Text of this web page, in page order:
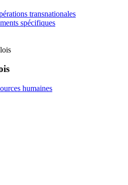
transnationales
spécifiques
humaines